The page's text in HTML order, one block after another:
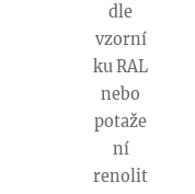
dle
vzorní
ku RAL
nebo
potaže
ní
renolit